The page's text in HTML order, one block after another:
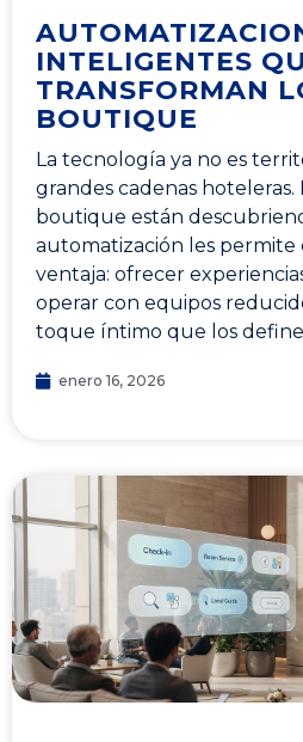
INTELIGENTES
TRANSFORMAN
BOUTIQUE
La tecnología ya no es
grandes cadenas hoteleras.
boutique están
automatización les permite
ventaja: ofrecer
operar con equipos
toque íntimo que los
enero 16, 2026